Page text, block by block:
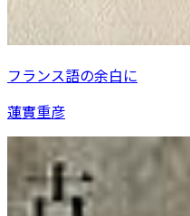
フランス語の余白に
蓮實重彦